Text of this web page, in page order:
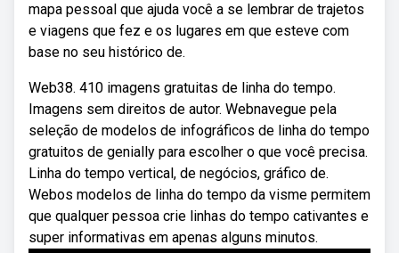
mapa pessoal que ajuda você a se lembrar de trajetos
e viagens que fez e os lugares em que esteve com
base no seu histórico de.
Web38. 410 imagens gratuitas de linha do tempo.
Imagens sem direitos de autor. Webnavegue pela
seleção de modelos de infográficos de linha do tempo
gratuitos de genially para escolher o que você precisa.
Linha do tempo vertical, de negócios, gráfico de.
Webos modelos de linha do tempo da visme permitem
que qualquer pessoa crie linhas do tempo cativantes e
super informativas em apenas alguns minutos.